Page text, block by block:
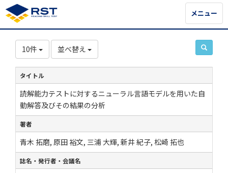
メニュー
メニュー
10件 並べ替え
タイトル
読解能力テストに対するニューラル言語モデルを用いた自
動解答及びその結果の分析
著者
青木 拓磨, 原田 裕文, 三浦 大輝, 新井 紀子, 松崎 拓也
誌名・発行者・会議名